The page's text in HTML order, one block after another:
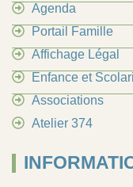
Agenda
Portail Famille
Affichage Légal
Enfance et
Associations
Atelier 374